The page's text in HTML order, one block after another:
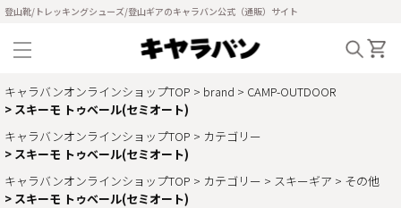
登山靴/トレッキングシューズ/登山ギアのキャラバン公式（通販）サイト
キャラバンオンラインショップTOP brand
CAMP-OUTDOOR
スキーモ トゥベール(セミオート)
キャラバンオンラインショップTOP
カテゴリー
スキーモ トゥベール(セミオート)
キャラバンオンラインショップTOP
カテゴリー スキーギア
その他
スキーモ トゥベール(セミオート)